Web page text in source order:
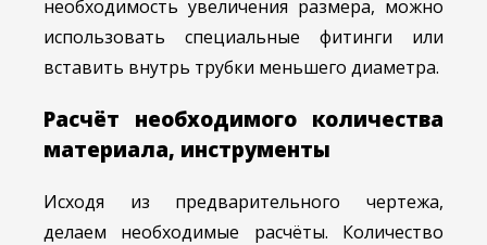
необходимость увеличения размера, можно
использовать специальные фитинги или
вставить внутрь трубки меньшего диаметра.
Расчёт необходимого количества
материала, инструменты
Исходя из предварительного чертежа,
делаем необходимые расчёты. Количество